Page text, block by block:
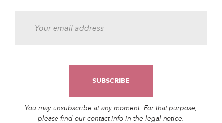
You may unsubscribe at any moment. For that purpose,
please find our contact info in the legal notice.